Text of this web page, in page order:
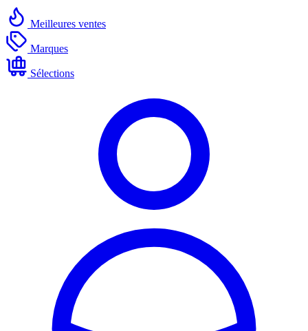
Meilleures ventes
Marques
Sélections